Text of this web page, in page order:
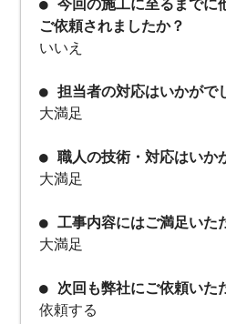
● 今回の施工に至るまでに
ご依頼されましたか？
いいえ
● 担当者の対応はいかがで
大満足
● 職人の技術・対応はいか
大満足
● 工事内容にはご満足いた
大満足
● 次回も弊社にご依頼いた
依頼する